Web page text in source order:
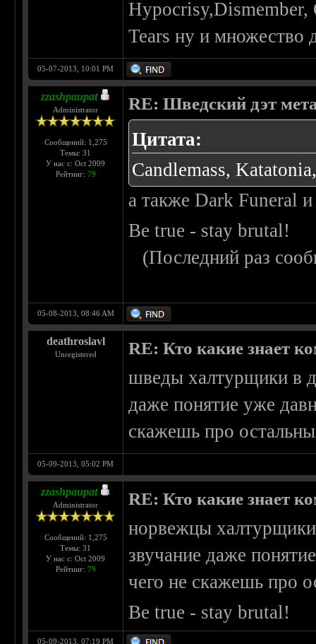
Hypocrisy,Dismember,
Tears ну и множество
05-07-2013, 10:01 PM
zzashpaupat
Administrator
Сообщений: 1,275
Темы: 31
У нас с: Oct 2009
Рейтинг: 79
RE: Шведский дэт
Цитата:
Candlemass,
а также Dark Funeral
Be true - stay brutal!
(Последний раз
05-08-2013, 08:46 AM
deathroslavl
Unregistered RE: Кто какие знает
шведы халтурщики в
даже понятие уже
скажешь про
05-09-2013, 05:02 PM
zzashpaupat
Administrator
Сообщений: 1,275
Темы: 31
У нас с: Oct 2009
Рейтинг: 79
RE: Кто какие знает
норвежцы
звучание даже
чего не скажешь про
Be true - stay brutal!
05-09-2013, 07:19 PM